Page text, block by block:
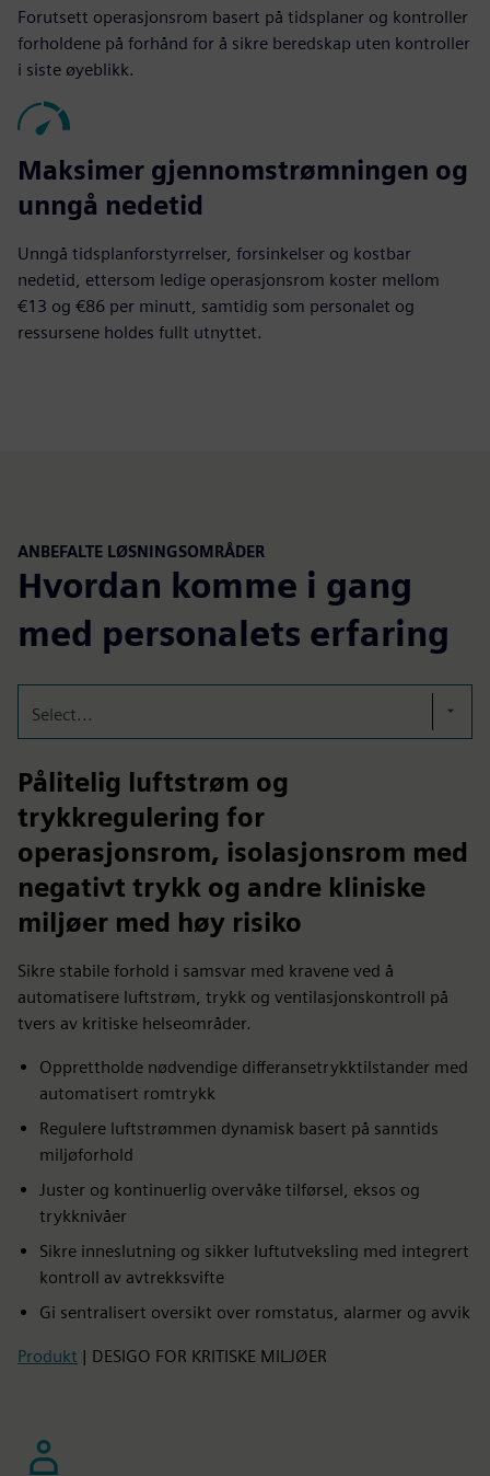
Forutsett operasjonsrom basert på tidsplaner og kontroller
forholdene på forhånd for å sikre beredskap uten kontroller
i siste øyeblikk.
Maksimer gjennomstrømningen og
unngå nedetid
Unngå tidsplanforstyrrelser, forsinkelser og kostbar
nedetid, ettersom ledige operasjonsrom koster mellom
€13 og €86 per minutt, samtidig som personalet og
ressursene holdes fullt utnyttet.
ANBEFALTE LØSNINGSOMRÅDER
Hvordan komme i gang
med personalets erfaring
Select...
Pålitelig luftstrøm og
trykkregulering for
operasjonsrom, isolasjonsrom med
negativt trykk og andre kliniske
miljøer med høy risiko
Sikre stabile forhold i samsvar med kravene ved å
automatisere luftstrøm, trykk og ventilasjonskontroll på
tvers av kritiske helseområder.
Opprettholde nødvendige differansetrykktilstander med
automatisert romtrykk
Regulere luftstrømmen dynamisk basert på sanntids
miljøforhold
Juster og kontinuerlig overvåke tilførsel, eksos og
trykknivåer
Sikre inneslutning og sikker luftutveksling med integrert
kontroll av avtrekksvifte
Gi sentralisert oversikt over romstatus, alarmer og avvik
Produkt | DESIGO FOR KRITISKE MILJØER